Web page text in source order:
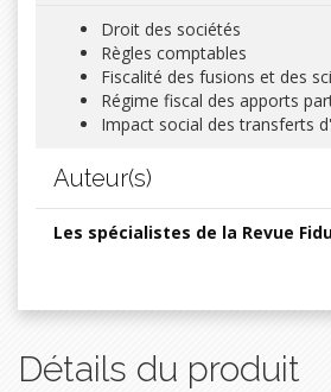
Droit des sociétés
Règles comptables
Fiscalité des fusions et des
Régime fiscal des apports
Impact social des transferts
Auteur(s)
Les spécialistes de la Revue
Détails du produit